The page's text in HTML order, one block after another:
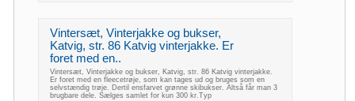
Vintersæt, Vinterjakke og bukser,
Katvig, str. 86 Katvig vinterjakke. Er
foret med en..
Vintersæt, Vinterjakke og bukser, Katvig, str. 86 Katvig vinterjakke.
Er foret med en fleecetrøje, som kan tages ud og bruges som en
selvstændig trøje. Dertil ensfarvet grønne skibukser. Altså får man 3
brugbare dele. Sælges samlet for kun 300 kr.Typ